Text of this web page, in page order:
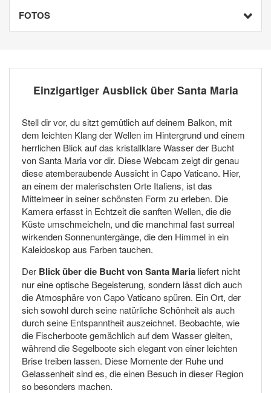
FOTOS
Einzigartiger Ausblick über Santa Maria
Stell dir vor, du sitzt gemütlich auf deinem Balkon, mit
dem leichten Klang der Wellen im Hintergrund und einem
herrlichen Blick auf das kristallklare Wasser der Bucht
von Santa Maria vor dir. Diese Webcam zeigt dir genau
diese atemberaubende Aussicht in Capo Vaticano. Hier,
an einem der malerischsten Orte Italiens, ist das
Mittelmeer in seiner schönsten Form zu erleben. Die
Kamera erfasst in Echtzeit die sanften Wellen, die die
Küste umschmeicheln, und die manchmal fast surreal
wirkenden Sonnenuntergänge, die den Himmel in ein
Kaleidoskop aus Farben tauchen.
Der Blick über die Bucht von Santa Maria liefert nicht
nur eine optische Begeisterung, sondern lässt dich auch
die Atmosphäre von Capo Vaticano spüren. Ein Ort, der
sich sowohl durch seine natürliche Schönheit als auch
durch seine Entspanntheit auszeichnet. Beobachte, wie
die Fischerboote gemächlich auf dem Wasser gleiten,
während die Segelboote sich elegant von einer leichten
Brise treiben lassen. Diese Momente der Ruhe und
Gelassenheit sind es, die einen Besuch in dieser Region
so besonders machen.